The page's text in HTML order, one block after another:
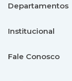
Departamentos
Institucional
Fale Conosco